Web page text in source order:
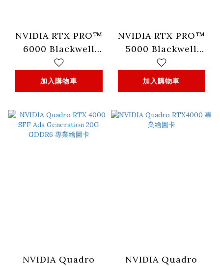
NVIDIA RTX PRO™
6000 Blackwell
Workstation
Edition 專業繪圖卡
加入購物車
NVIDIA RTX PRO™
5000 Blackwell
Generation 專業繪圖
卡
加入購物車
NVIDIA Quadro
NVIDIA Quadro